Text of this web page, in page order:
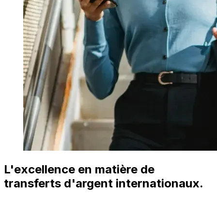
L'excellence en matière de
transferts d'argent internationaux.